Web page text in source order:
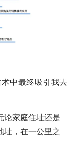
中最终吸引我去
论家庭住址还是
址，在一公里之